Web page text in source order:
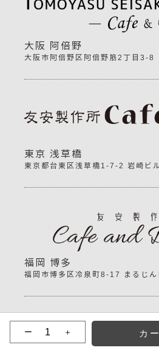
ー ＋
大阪 阿倍野
大阪市阿倍野区阿倍野筋2丁目3-8
東京 浅草橋
東京都台東区浅草橋1-7-2 岩崎ビ
福岡 博多
福岡市博多区冷泉町8-17 まるじん
Copyright©